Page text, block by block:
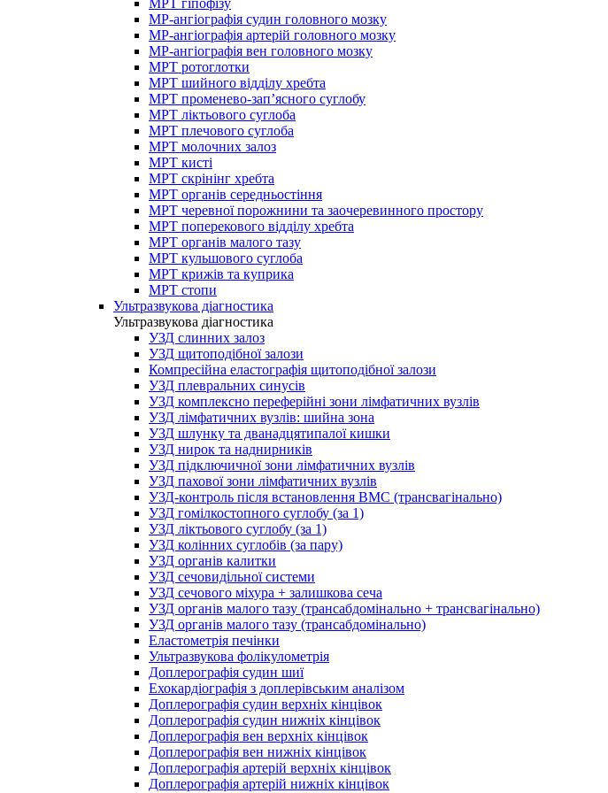
МРТ гіпофізу
МР-ангіографія судин головного мозку
МР-ангіографія артерій головного мозку
МР-ангіографія вен головного мозку
МРТ ротоглотки
МРТ шийного відділу хребта
МРТ променево-зап’ясного суглобу
МРТ ліктьового суглоба
МРТ плечового суглоба
МРТ молочних залоз
МРТ кисті
МРТ скрінінг хребта
МРТ органів середньостіння
МРТ черевної порожнини та заочеревинного простору
МРТ поперекового відділу хребта
МРТ органів малого тазу
МРТ кульшового суглоба
МРТ крижів та куприка
МРТ стопи
Ультразвукова діагностика
Ультразвукова діагностика
УЗД слинних залоз
УЗД щитоподібної залози
Компресійна еластографія щитоподібної залози
УЗД плевральних синусів
УЗД комплексно переферійні зони лімфатичних вузлів
УЗД лімфатичних вузлів: шийна зона
УЗД шлунку та дванадцятипалої кишки
УЗД нирок та наднирників
УЗД підключичної зони лімфатичних вузлів
УЗД пахової зони лімфатичних вузлів
УЗД-контроль після встановлення ВМС (трансвагінально)
УЗД гомілкостопного суглобу (за 1)
УЗД ліктьового суглобу (за 1)
УЗД колінних суглобів (за пару)
УЗД органів калитки
УЗД сечовидільної системи
УЗД сечового міхура + залишкова сеча
УЗД органів малого тазу (трансабдомінально + трансвагінально)
УЗД органів малого тазу (трансабдомінально)
Еластометрія печінки
Ультразвукова фолікулометрія
Доплерографія судин шиї
Ехокардіографія з доплерівським аналізом
Доплерографія судин верхніх кінцівок
Доплерографія судин нижніх кінцівок
Доплерографія вен верхніх кінцівок
Доплерографія вен нижніх кінцівок
Доплерографія артерій верхніх кінцівок
Доплерографія артерій нижніх кінцівок